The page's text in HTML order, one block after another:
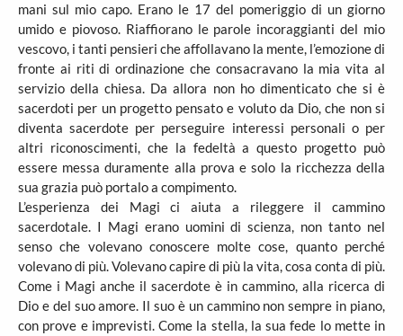
mani sul mio capo. Erano le 17 del pomeriggio di un giorno
umido e piovoso. Riaffiorano le parole incoraggianti del mio
vescovo, i tanti pensieri che affollavano la mente, l’emozione di
fronte ai riti di ordinazione che consacravano la mia vita al
servizio della chiesa. Da allora non ho dimenticato che si è
sacerdoti per un progetto pensato e voluto da Dio, che non si
diventa sacerdote per perseguire interessi personali o per
altri riconoscimenti, che la fedeltà a questo progetto può
essere messa duramente alla prova e solo la ricchezza della
sua grazia può portalo a compimento.
L’esperienza dei Magi ci aiuta a rileggere il cammino
sacerdotale. I Magi erano uomini di scienza, non tanto nel
senso che volevano conoscere molte cose, quanto perché
volevano di più. Volevano capire di più la vita, cosa conta di più.
Come i Magi anche il sacerdote è in cammino, alla ricerca di
Dio e del suo amore. Il suo è un cammino non sempre in piano,
con prove e imprevisti. Come la stella, la sua fede lo mette in